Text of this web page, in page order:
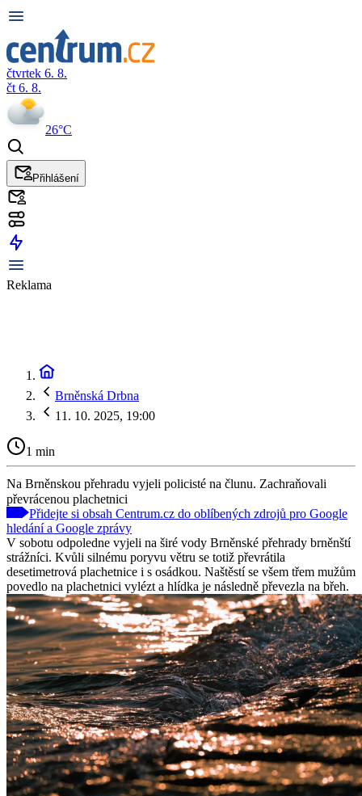
čtvrtek 6. 8.
čt 6. 8.
26°C
Přihlášení
Reklama
Brněnská Drbna
11. 10. 2025, 19:00
1 min
Na Brněnskou přehradu vyjeli policisté na člunu. Zachraňovali
převrácenou plachetnici
Přidejte si obsah Centrum.cz do oblíbených zdrojů pro Google
hledání a Google zprávy
V sobotu odpoledne vyjeli na širé vody Brněnské přehrady brněnští
strážníci. Kvůli silnému poryvu větru se totiž převrátila
desetimetrová plachetnice i s osádkou. Naštěstí se všem třem mužům
povedlo na plachetnici vylézt a hlídka je následně převezla na břeh.